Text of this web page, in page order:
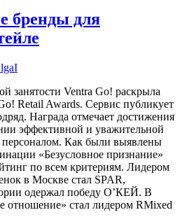
бренды для
занятости Ventra Go! раскрыла
Retail Awards. Сервис публикует
Награда отмечает достижения
эффективной и уважительной
персоналом. Как были выявлены
«Безусловное признание»
по всем критериям. Лидером
в Москве стал SPAR,
одержал победу О’КЕЙ. В
отношение» стал лидером RMixed